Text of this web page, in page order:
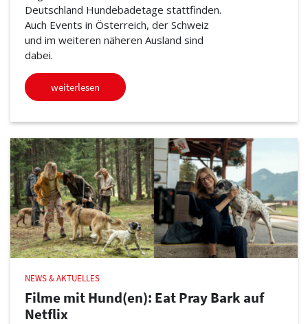
Deutschland Hundebadetage stattfinden.
Auch Events in Österreich, der Schweiz
und im weiteren näheren Ausland sind
dabei.
weiterlesen
NEWS & AKTUELLES
Filme mit Hund(en): Eat Pray Bark auf
Netflix